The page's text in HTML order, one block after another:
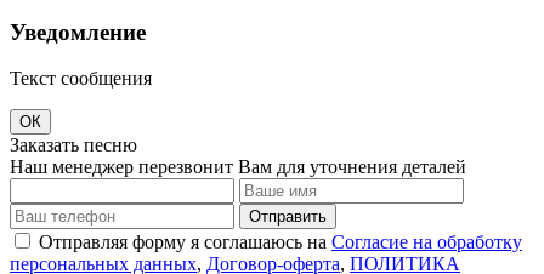
Уведомление
Текст сообщения
ОК
Заказать песню
Наш менеджер перезвонит Вам для уточнения деталей
Отправить
Отправляя форму я соглашаюсь на Согласие на обработку
персональных данных, Договор-оферта, ПОЛИТИКА